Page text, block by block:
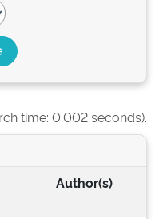
time: 0.002 seconds).
Author(s)